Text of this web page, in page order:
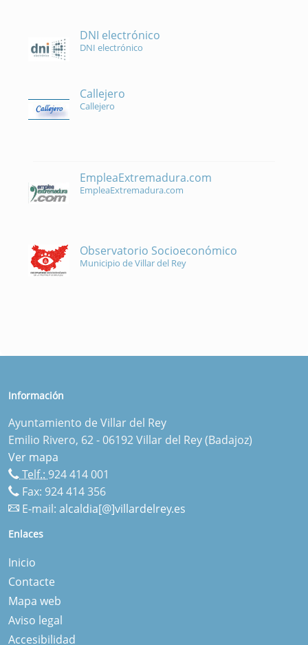
DNI electrónico
DNI electrónico
Callejero
Callejero
EmpleaExtremadura.com
EmpleaExtremadura.com
Observatorio Socioeconómico
Municipio de Villar del Rey
Información
Ayuntamiento de Villar del Rey
Emilio Rivero, 62 - 06192 Villar del Rey (Badajoz)
Ver mapa
Telf.: 924 414 001
Fax: 924 414 356
E-mail: alcaldia[@]villardelrey.es
Enlaces
Inicio
Contacte
Mapa web
Aviso legal
Accesibilidad